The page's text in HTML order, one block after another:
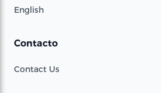
English
Contacto
Contact Us